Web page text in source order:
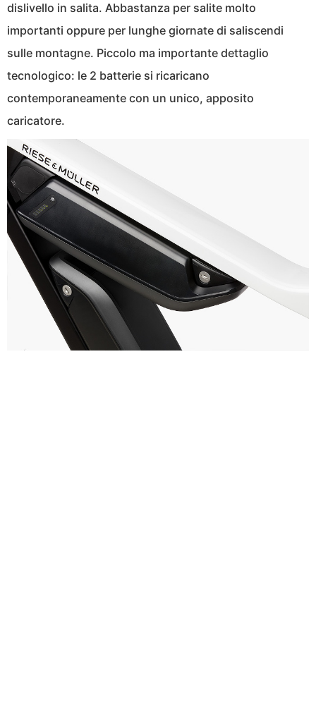
dislivello in salita. Abbastanza per salite molto
importanti oppure per lunghe giornate di saliscendi
sulle montagne. Piccolo ma importante dettaglio
tecnologico: le 2 batterie si ricaricano
contemporaneamente con un unico, apposito
caricatore.